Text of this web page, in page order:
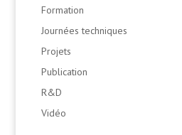
Formation
Journées techniques
Projets
Publication
R&D
Vidéo